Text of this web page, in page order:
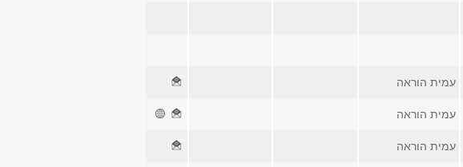
עמית הוראה
עמית הוראה
עמית הוראה